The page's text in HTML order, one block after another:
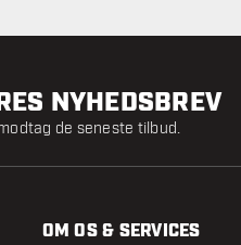
NYHEDSBREV
de seneste tilbud.
OM OS & SERVICES